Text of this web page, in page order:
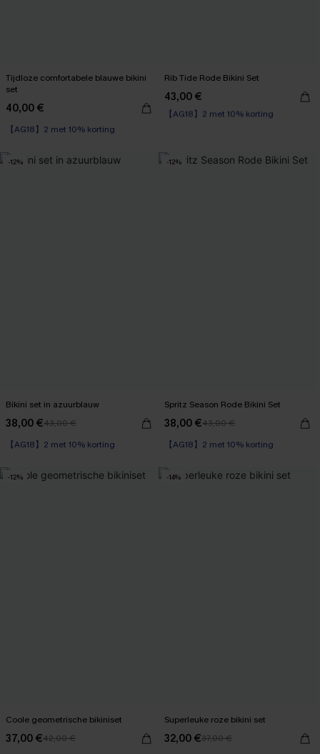
Tijdloze comfortabele blauwe bikini
set
40,00 €
【AG18】2 met 10% korting
Rib Tide Rode Bikini Set
43,00 €
【AG18】2 met 10% korting
Naadloos
-12%
Bikini set in azuurblauw
38,00 €43,00 €
【AG18】2 met 10% korting
-12%
Spritz Season Rode Bikini Set
38,00 €43,00 €
【AG18】2 met 10% korting
-12%
Coole geometrische bikiniset
37,00 €42,00 €
-14%
Superleuke roze bikini set
32,00 €37,00 €